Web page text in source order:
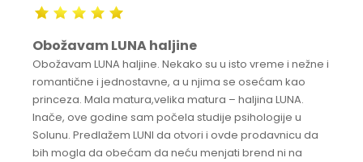
Obožavam LUNA haljine
Obožavam LUNA haljine. Nekako su u isto vreme i nežne i
romantične i jednostavne, a u njima se osećam kao
princeza. Mala matura,velika matura – haljina LUNA.
Inače, ove godine sam počela studije psihologije u
Solunu. Predlažem LUNI da otvori i ovde prodavnicu da
bih mogla da obećam da neću menjati brend ni na